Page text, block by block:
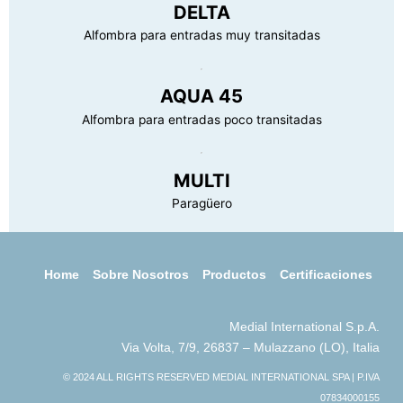
DELTA
Alfombra para entradas muy transitadas
AQUA 45
Alfombra para entradas poco transitadas
MULTI
Paragüero
Home Sobre Nosotros Productos Certificaciones
Medial International S.p.A.
Via Volta, 7/9, 26837 – Mulazzano (LO), Italia
© 2024 ALL RIGHTS RESERVED MEDIAL INTERNATIONAL SPA | P.IVA
07834000155